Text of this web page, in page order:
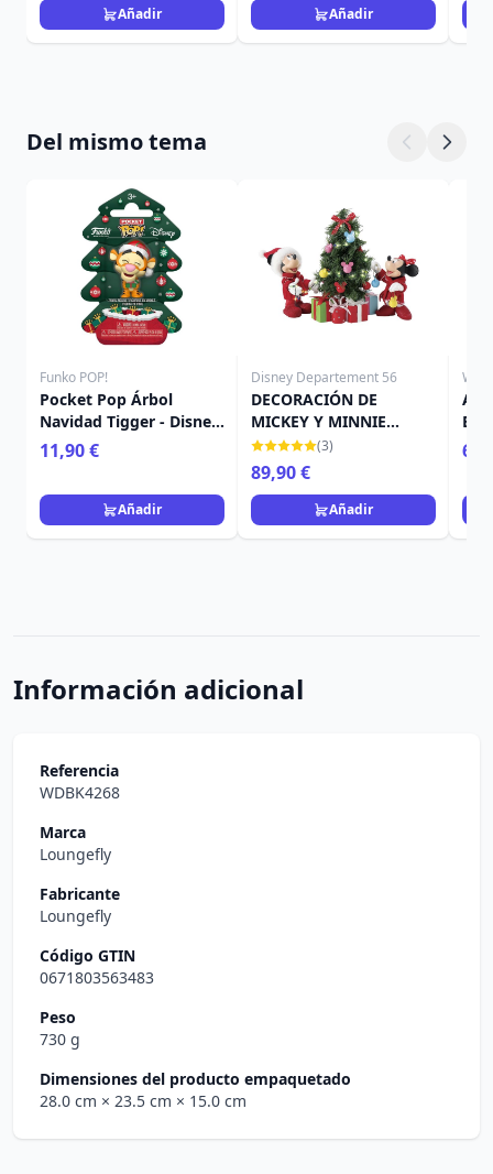
LoungeflyAñadir Añadir
Del mismo tema
Funko POP!
Pocket Pop Árbol
Navidad Tigger - Disney
Winnie The Pooh
11,90 €
Añadir
Disney Departement 56
DECORACIÓN DE
MICKEY Y MINNIE
MOUSE - DISNEY
DEPARTMENT 56
(3)
89,90 €
Añadir
Información adicional
Referencia
WDBK4268
Marca
Loungefly
Fabricante
Loungefly
Código GTIN
0671803563483
Peso
730 g
Dimensiones del producto empaquetado
28.0 cm × 23.5 cm × 15.0 cm